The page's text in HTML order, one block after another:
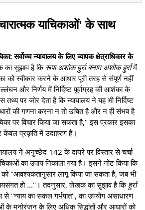
याचिकाओं' के साथ
सर्वोच्च न्यायालय के लिए व्यापक क्षेत्राधिकार के
सुझाव है कि रूपा अशोक हुर्रा बनाम अशोक हुर्रामें
को स्वीकार करने के आधार पूरी तरह से संपूर्ण नहीं
और निर्णय में निर्दिष्ट पूर्वाग्रह की आशंका के
पर जोर देता है कि न्यायालय ने यह भी निर्दिष्ट
की गणना करना न तो उचित है और न ही संभव है
पर विचार किया जा सकता है," इस प्रकार इसका
केवल प्रकृति में उदाहरण हैं।
ने अनुच्छेद 142 के दायरे पर विस्तार से चर्चा
का उपाय निकाला गया है। इसने नोट किया कि
"आवश्यकतानुसार लागू किया जा सकता है, जब भी
हो ..."। तदनुसार, लेखक का सुझाव है कि हुर्रा
से "न्याय का सकल गर्भपात", का उपयोग असाधारण
के मनोरंजन के लिए अधिक सिद्धांतों और आधारों को